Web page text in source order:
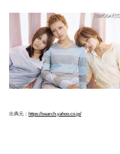
出典元： https://search.yahoo.co.jp/